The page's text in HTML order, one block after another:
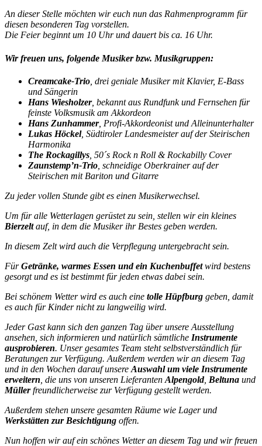
An dieser Stelle möchten wir euch nun das Rahmenprogramm für
diesen besonderen Tag vorstellen.
Die Feier beginnt um 10 Uhr und dauert bis ca. 16 Uhr.
Wir freuen uns, folgende Musiker bzw. Musikgruppen:
Creamcake-Trio , drei geniale Musiker mit Klavier, E-Bass
und Sängerin
Hans Wiesholzer, bekannt aus Rundfunk und Fernsehen für
feinste Volksmusik am Akkordeon
Hans Zunhammer, Profi-Akkordeonist und Alleinunterhalter
Lukas Höckel, Südtiroler Landesmeister auf der Steirischen
Harmonika
The Rockagillys , 50´s Rock n Roll & Rockabilly Cover
Zaunstemp’n-Trio , schneidige Oberkrainer auf der
Steirischen mit Bariton und Gitarre
Zu jeder vollen Stunde gibt es einen Musikerwechsel.
Um für alle Wetterlagen gerüstet zu sein, stellen wir ein kleines
Bierzeltauf, in dem die Musiker ihr Bestes geben werden.
In diesem Zelt wird auch die Verpflegung untergebracht sein.
FürGetränke, warmes Essen und ein Kuchenbuffetwird bestens
gesorgt und es ist bestimmt für jeden etwas dabei sein.
Bei schönem Wetter wird es auch eine tolle Hüpfburg geben, damit
es auch für Kinder nicht zu langweilig wird.
Jeder Gast kann sich den ganzen Tag über unsere Ausstellung
ansehen, sich informieren und natürlich sämtliche Instrumente
ausprobieren. Unser gesamtes Team steht selbstverständlich für
Beratungen zur Verfügung. Außerdem werden wir an diesem Tag
und in den Wochen darauf unsere Auswahl um viele Instrumente
erweitern , die uns von unseren Lieferanten Alpengold, Beltuna und
Müllerfreundlicherweise zur Verfügung gestellt werden.
Außerdem stehen unsere gesamten Räume wie Lager und
Werkstätten zur Besichtigung offen.
Nun hoffen wir auf ein schönes Wetter an diesem Tag und wir freuen